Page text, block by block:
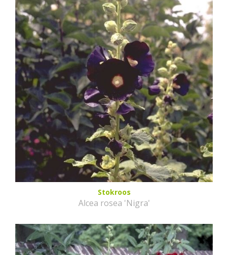
Stokroos
Alcea rosea 'Nigra'